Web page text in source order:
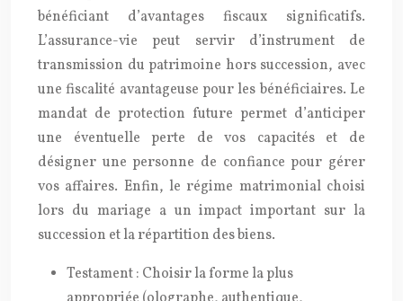
bénéficiant d’avantages fiscaux significatifs.
L’assurance-vie peut servir d’instrument de
transmission du patrimoine hors succession, avec
une fiscalité avantageuse pour les bénéficiaires. Le
mandat de protection future permet d’anticiper
une éventuelle perte de vos capacités et de
désigner une personne de confiance pour gérer
vos affaires. Enfin, le régime matrimonial choisi
lors du mariage a un impact important sur la
succession et la répartition des biens.
Testament : Choisir la forme la plus